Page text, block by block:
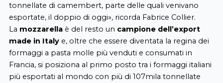
tonnellate di camembert, parte delle quali venivano
esportate, il doppio di oggi», ricorda Fabrice Collier.
La mozzarellaè del resto un campione dell’export
made in Italye, oltre che essere diventata la regina dei
formaggi a pasta molle più venduti e consumati in
Francia, si posiziona al primo posto tra i formaggi italiani
più esportati al mondo con più di 107mila tonnellate